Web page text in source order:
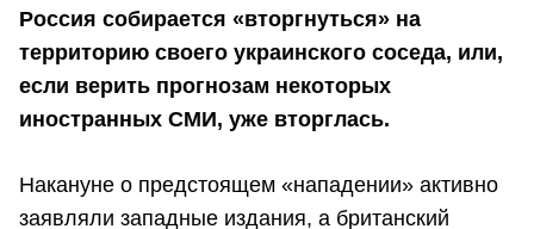
Россия собирается «вторгнуться» на
территорию своего украинского соседа, или,
если верить прогнозам некоторых
иностранных СМИ, уже вторглась.
Накануне о предстоящем «нападении» активно
заявляли западные издания, а британский